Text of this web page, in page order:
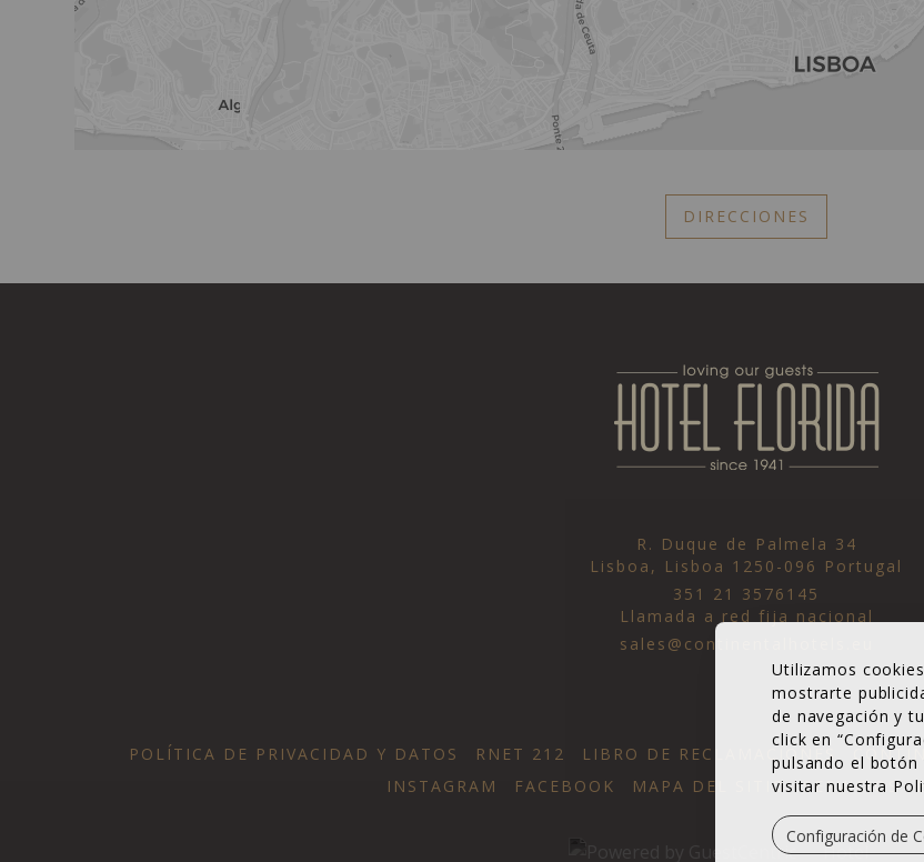
DIRECCIONES
R. Duque de Palmela 34
Lisboa, Lisboa 1250-096 Portugal
351 21 3576145
Llamada a red fija nacional
sales@continentalhotels.eu
POLÍTICA DE PRIVACIDAD Y DATOS RNET 212 LIBRO DE RECLAMACIONES
INSTAGRAM
FACEBOOK MAPA DEL SITIO SERVICIOS
Utilizamos
mostrarte
de navegación y
click en
pulsando el botón
visitar nuestra
Configuración de